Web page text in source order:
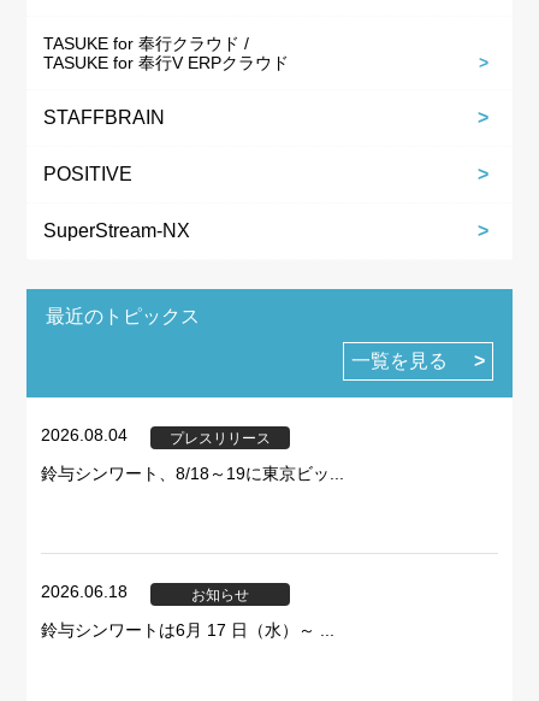
TASUKE for 奉行クラウド /
TASUKE for 奉行V ERPクラウド
STAFFBRAIN
POSITIVE
SuperStream-NX
最近のトピックス
一覧を見る
2026.08.04 プレスリリース
鈴与シンワート、8/18～19に東京ビッ...
2026.06.18 お知らせ
鈴与シンワートは6月 17 日（水）～ ...